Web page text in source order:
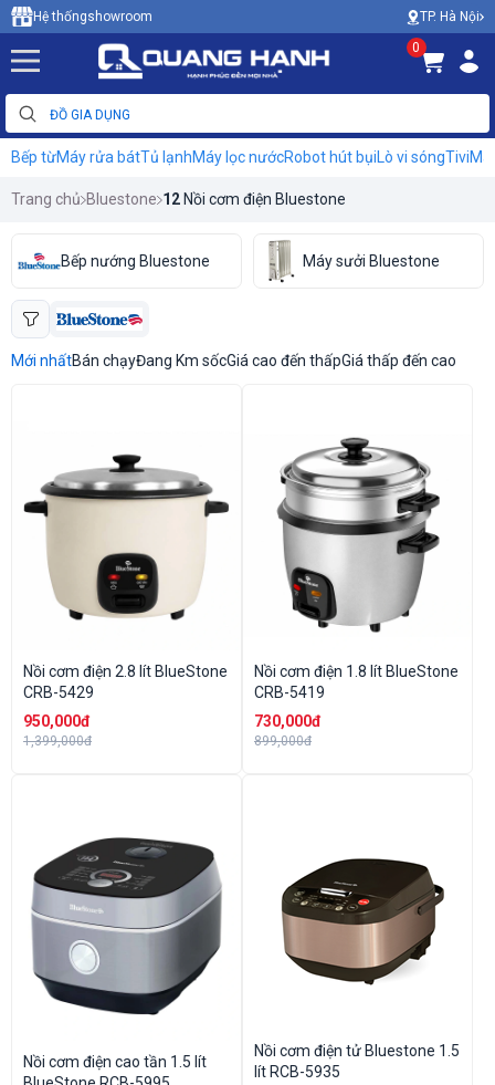
Hệ thốngshowroom TP. Hà Nội
0
Bếp từMáy rửa bátTủ lạnhMáy lọc nướcRobot hút bụiLò vi sóngTivi
Trang chủ Bluestone 12 Nồi cơm điện Bluestone
Bếp nướng Bluestone Máy sưởi Bluestone
Mới nhấtBán chạyĐang Km sốcGiá cao đến thấpGiá thấp đến cao
Nồi cơm điện 2.8 lít BlueStone
CRB-5429
950,000đ
1,399,000đ
Nồi cơm điện 1.8 lít BlueStone
CRB-5419
730,000đ
899,000đ
Nồi cơm điện cao tần 1.5 lít
Nồi cơm điện tử Bluestone 1.5
lít RCB-5935